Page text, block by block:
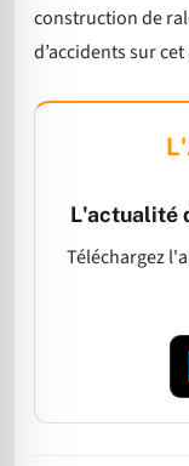
construction de
d’accidents sur
L'actualité
Téléchargez